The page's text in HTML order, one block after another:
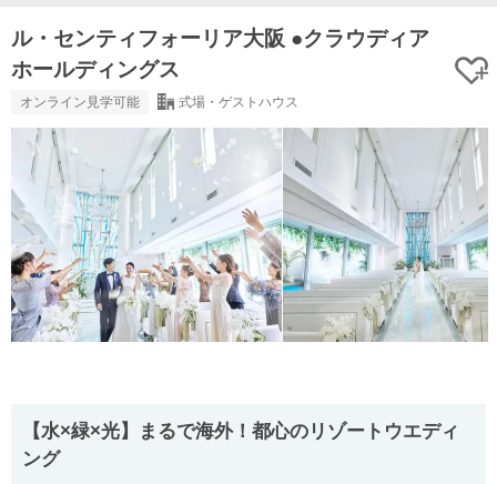
ル・センティフォーリア大阪 ●クラウディア
ホールディングス
オンライン見学可能 式場・ゲストハウス
【水×緑×光】まるで海外！都心のリゾートウエディ
ング